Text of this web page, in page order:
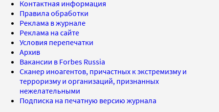
Контактная информация
Правила обработки
Реклама в журнале
Реклама на сайте
Условия перепечатки
Архив
Вакансии в Forbes Russia
Сканер иноагентов, причастных к экстремизму и
терроризму и организаций, признанных
нежелательными
Подписка на печатную версию журнала